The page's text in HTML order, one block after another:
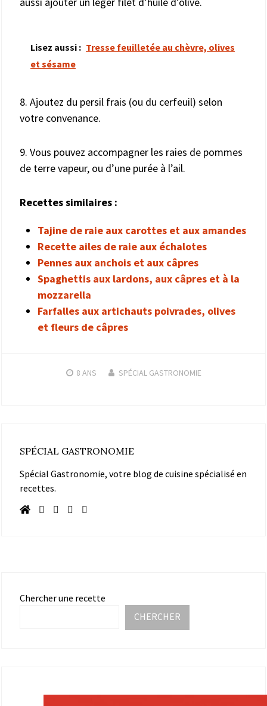
Lisez aussi : Tresse feuilletée au chèvre, olives
et sésame
8. Ajoutez du persil frais (ou du cerfeuil) selon
votre convenance.
9. Vous pouvez accompagner les raies de pommes
de terre vapeur, ou d’une purée à l’ail.
Recettes similaires :
Tajine de raie aux carottes et aux amandes
Recette ailes de raie aux échalotes
Pennes aux anchois et aux câpres
Spaghettis aux lardons, aux câpres et à la
mozzarella
Farfalles aux artichauts poivrades, olives
et fleurs de câpres
8 ANS SPÉCIAL GASTRONOMIE
SPÉCIAL GASTRONOMIE
Spécial Gastronomie, votre blog de cuisine spécialisé en
recettes.
Chercher une recette
CHERCHER